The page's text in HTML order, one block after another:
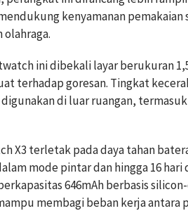
kenyamanan
ini dibekali layar berukuran
terhadap goresan. Tingkat
di luar ruangan,
X3 terletak pada daya tahan
mode pintar dan hingga 16
646mAh berbasis
membagi beban kerja antara